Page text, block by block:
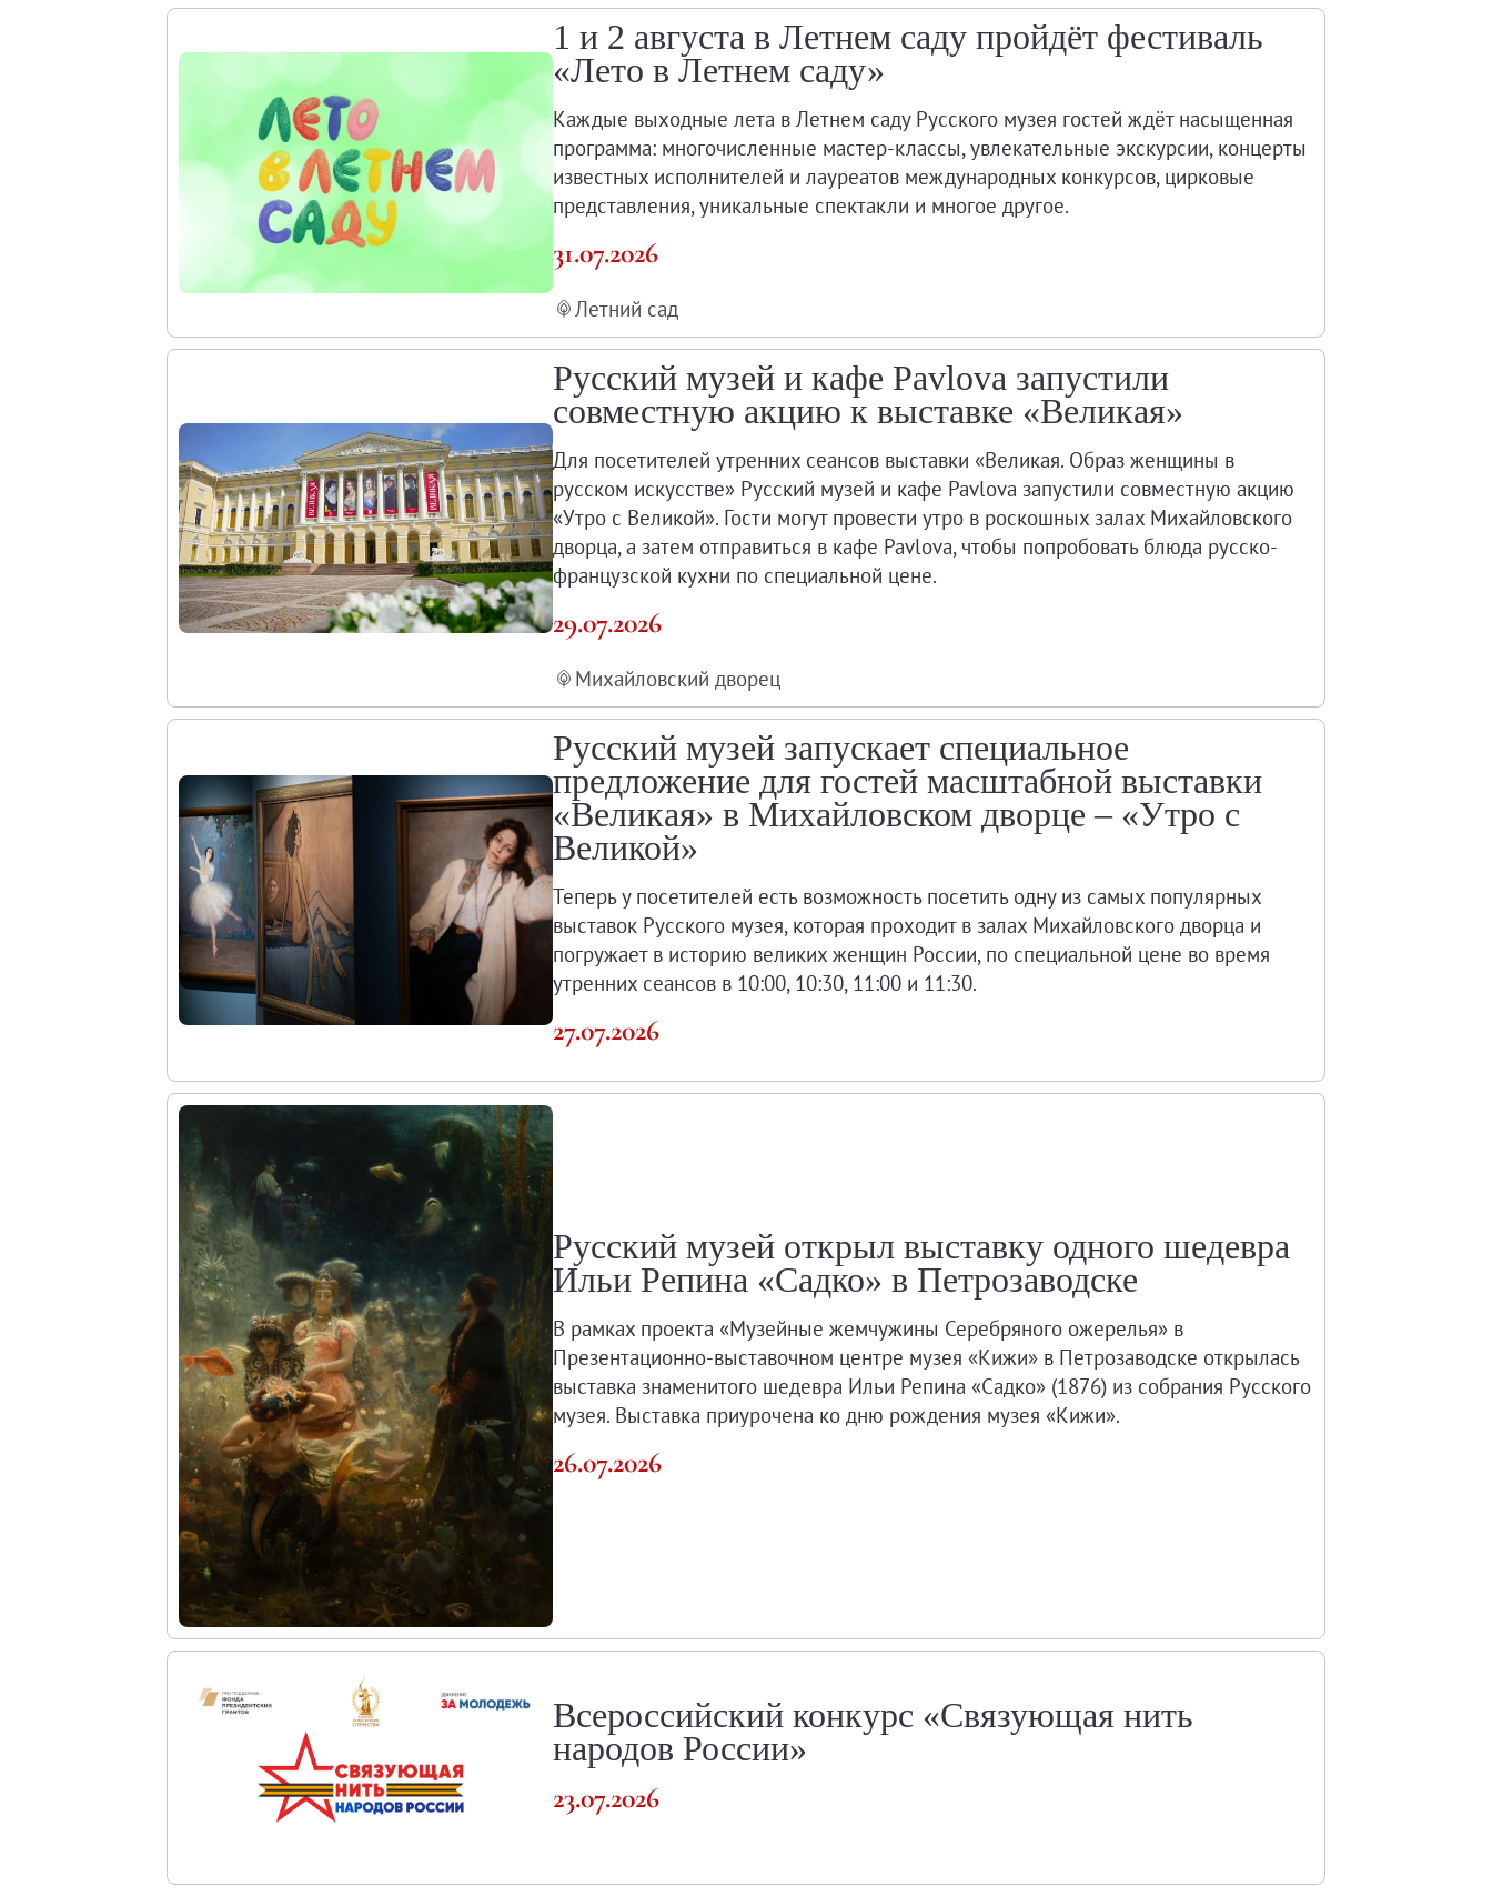
Партнеры и спонсоры
Культурно-просветительские и выставочные центры Русского музея
Ассоциация художественных музеев
Локальные нормативные акты
Уставные документы
Результаты проведения специальной оценки условий труда
Противодействие терроризму
Страницы памяти
Живопись XVIII – первой половины XIX вв.
Живопись второй половины XIX века - начала XXI века
Скульптура XVIII – начала XX вв.
Скульптура XX – XXI вв.
Нумизматика
Народное искусство
Архив изображений
Современная фотография
Дар Петера и Ирене Людвиг
Образование и наука
Молодёжный совет
Каталоги и альбомы
Научные каталоги собрания
Научные сборники
Ежегодные отчеты
Служба регионального развития Русского музея и образовательной деятельности.
Лекции и абонементы
Лекторий
Лекции
Абонементы
Открытая реставрация шедевров Григория Угрюмова
Искусство и технологии
Онлайн-курсы «Лифт в будущее»
Современная наука и границы синтеза
Виртуальные коллекции
Виртуальные 3D туры по выставкам Русского музея
1 и 2 августа в Летнем саду пройдёт фестиваль
«Лето в Летнем саду»
Каждые выходные лета в Летнем саду Русского музея гостей ждёт насыщенная
программа: многочисленные мастер-классы, увлекательные экскурсии, концерты
известных исполнителей и лауреатов международных конкурсов, цирковые
представления, уникальные спектакли и многое другое.
31.07.2026
Летний сад
Русский музей и кафе Pavlova запустили
совместную акцию к выставке «Великая»
Для посетителей утренних сеансов выставки «Великая. Образ женщины в
русском искусстве» Русский музей и кафе Pavlova запустили совместную акцию
«Утро с Великой». Гости могут провести утро в роскошных залах Михайловского
дворца, а затем отправиться в кафе Pavlova, чтобы попробовать блюда русско-
французской кухни по специальной цене.
29.07.2026
Михайловский дворец
Русский музей запускает специальное
предложение для гостей масштабной выставки
«Великая» в Михайловском дворце – «Утро с
Великой»
Теперь у посетителей есть возможность посетить одну из самых популярных
выставок Русского музея, которая проходит в залах Михайловского дворца и
погружает в историю великих женщин России, по специальной цене во время
утренних сеансов в 10:00, 10:30, 11:00 и 11:30.
27.07.2026
Русский музей открыл выставку одного шедевра
Ильи Репина «Садко» в Петрозаводске
В рамках проекта «Музейные жемчужины Серебряного ожерелья» в
Презентационно-выставочном центре музея «Кижи» в Петрозаводске открылась
выставка знаменитого шедевра Ильи Репина «Садко» (1876) из собрания Русского
музея. Выставка приурочена ко дню рождения музея «Кижи».
26.07.2026
Всероссийский конкурс «Связующая нить
народов России»
23.07.2026